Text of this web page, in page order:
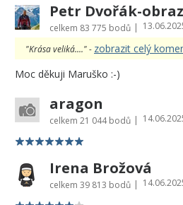
celkem 83 775 bodů |
"Krása veliká...." - zobrazit celý
Moc děkuji Maruško :-)
aragon
celkem 21 044 bodů |
Irena Brožová
celkem 39 813 bodů |